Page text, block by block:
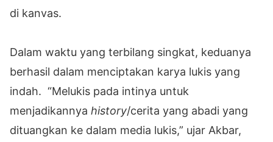
di kanvas.
Dalam waktu yang terbilang singkat, keduanya
berhasil dalam menciptakan karya lukis yang
indah. “Melukis pada intinya untuk
menjadikannya history/cerita yang abadi yang
dituangkan ke dalam media lukis,” ujar Akbar,